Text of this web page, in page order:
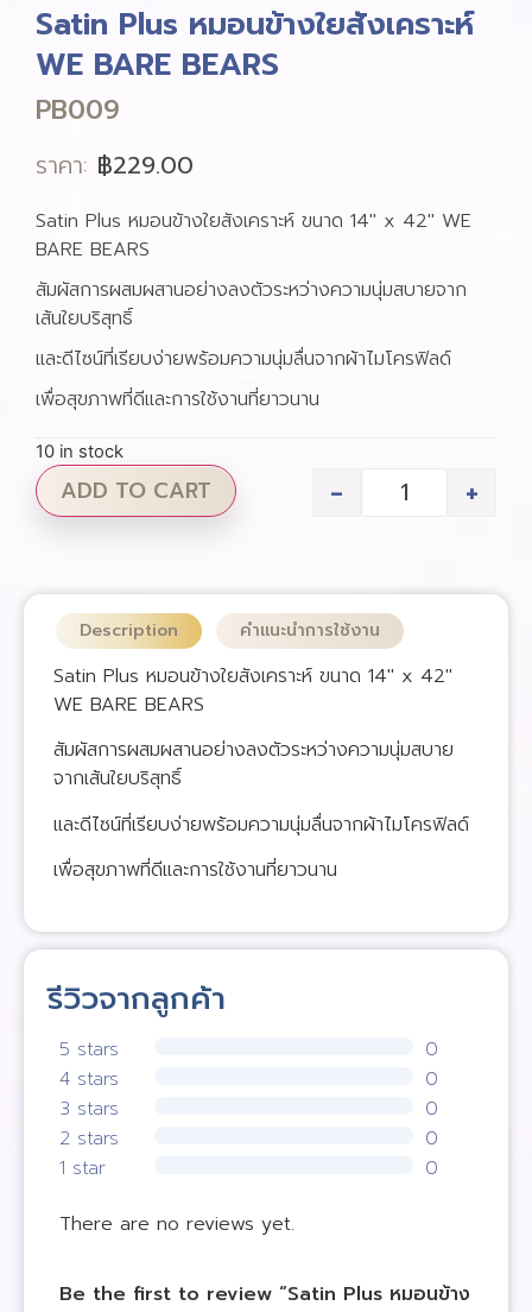
Satin Plus หมอนข้างใยสังเคราะห์
WE BARE BEARS
PB009
ราคา: ฿229.00
Satin Plus หมอนข้างใยสังเคราะห์ ขนาด 14″ x 42″ WE
BARE BEARS
สัมผัสการผสมผสานอย่างลงตัวระหว่างความนุ่มสบายจาก
เส้นใยบริสุทธิ์
และดีไซน์ที่เรียบง่ายพร้อมความนุ่มลื่นจากผ้าไมโครฟิลด์
เพื่อสุขภาพที่ดีและการใช้งานที่ยาวนาน
10 in stock
- +
ADD TO CART
Description คำแนะนำการใช้งาน
Satin Plus หมอนข้างใยสังเคราะห์ ขนาด 14″ x 42″
WE BARE BEARS
สัมผัสการผสมผสานอย่างลงตัวระหว่างความนุ่มสบาย
จากเส้นใยบริสุทธิ์
และดีไซน์ที่เรียบง่ายพร้อมความนุ่มลื่นจากผ้าไมโครฟิลด์
เพื่อสุขภาพที่ดีและการใช้งานที่ยาวนาน
รีวิวจากลูกค้า
5 stars
0
4 stars
0
3 stars
0
2 stars
0
1 star
0
There are no reviews yet.
Be the first to review “Satin Plus หมอนข้าง